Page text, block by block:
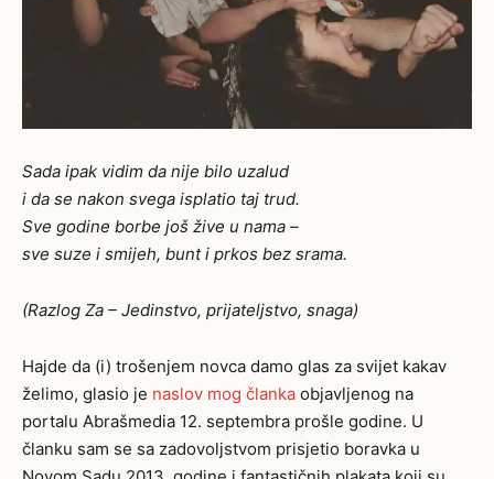
Sada ipak vidim da nije bilo uzalud
i da se nakon svega isplatio taj trud.
Sve godine borbe još žive u nama –
sve suze i smijeh, bunt i prkos bez srama.
(Razlog Za – Jedinstvo, prijateljstvo, snaga)
Hajde da (i) trošenjem novca damo glas za svijet kakav
želimo, glasio je naslov mog članka objavljenog na
portalu Abrašmedia 12. septembra prošle godine. U
članku sam se sa zadovoljstvom prisjetio boravka u